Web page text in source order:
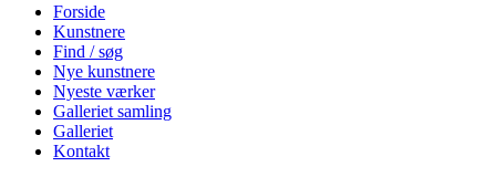
Forside
Kunstnere
Find / søg
Nye kunstnere
Nyeste værker
Galleriet samling
Galleriet
Kontakt